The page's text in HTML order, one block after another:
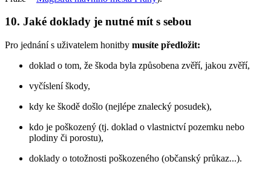
10. Jaké doklady je nutné mít s sebou
Pro jednání s uživatelem honitby musíte předložit:
doklad o tom, že škoda byla způsobena zvěří, jakou zvěří,
vyčíslení škody,
kdy ke škodě došlo (nejlépe znalecký posudek),
kdo je poškozený (tj. doklad o vlastnictví pozemku nebo
plodiny či porostu),
doklady o totožnosti poškozeného (občanský průkaz...).